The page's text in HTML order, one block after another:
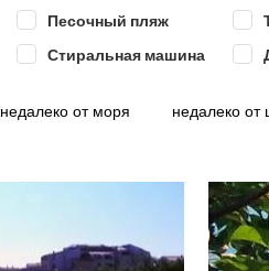
Песочный пляж
Стиральная машина
недалеко от моря недалеко от